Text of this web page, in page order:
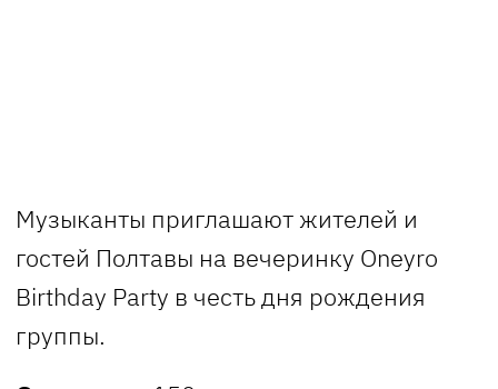
Музыканты приглашают жителей и
гостей Полтавы на вечеринку Oneyro
Birthday Party в честь дня рождения
группы.